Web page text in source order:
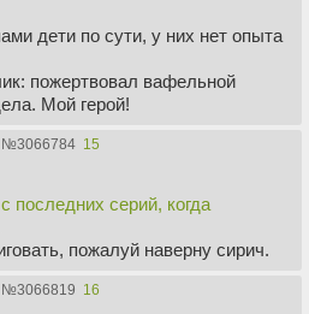
дети по сути, у них нет опыта
пожертвовал вафельной
Мой герой!
№3066784 15
последних серий, когда
пожалуй наверну сирич.
№3066819 16